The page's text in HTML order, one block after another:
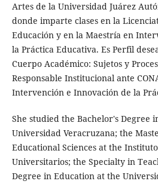
Artes de la Universidad Juárez
donde imparte clases en la
Educación y en la Maestría en
la Práctica Educativa. Es Perfil
Cuerpo Académico: Sujetos y
Responsable Institucional ante
Intervención e Innovación de la
She studied the Bachelor's Degree
Universidad Veracruzana; the
Educational Sciences at the
Universitarios; the Specialty in
Degree in Education at the